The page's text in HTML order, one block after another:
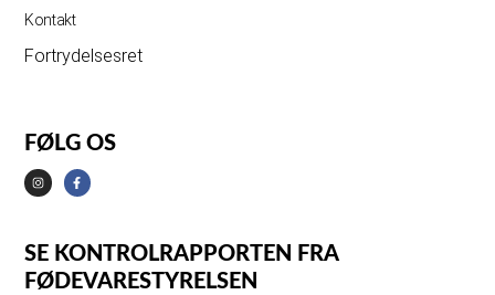
Kontakt
Fortrydelsesret
FØLG OS
SE KONTROLRAPPORTEN FRA
FØDEVARESTYRELSEN